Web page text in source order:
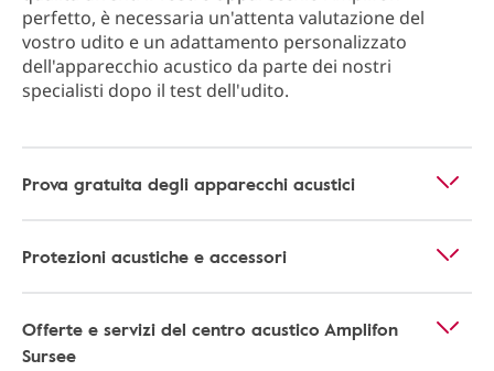
perfetto, è necessaria un'attenta valutazione del
vostro udito e un adattamento personalizzato
dell'apparecchio acustico da parte dei nostri
specialisti dopo il test dell'udito.
Prova gratuita degli apparecchi acustici
Protezioni acustiche e accessori
Offerte e servizi del centro acustico Amplifon
Sursee